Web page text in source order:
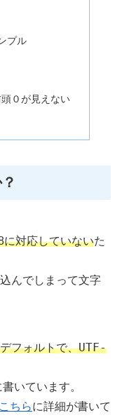
プル
０が見えない
対応していないた
んでしまって文字
フォルトで、UTF-
いています。
ちらに詳細が書いて